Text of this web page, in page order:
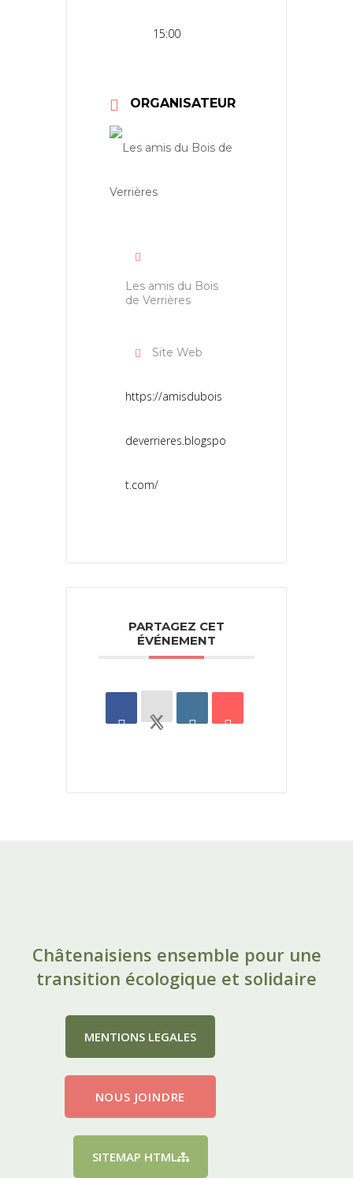
15:00
ORGANISATEUR
Les amis du Bois
de Verrières
Site Web
https://amisdubois
deverrieres.blogspo
t.com/
PARTAGEZ CET
ÉVÉNEMENT
Châtenaisiens ensemble pour une
transition écologique et solidaire
SITEMAP HTML
NOUS JOINDRE
MENTIONS LEGALES